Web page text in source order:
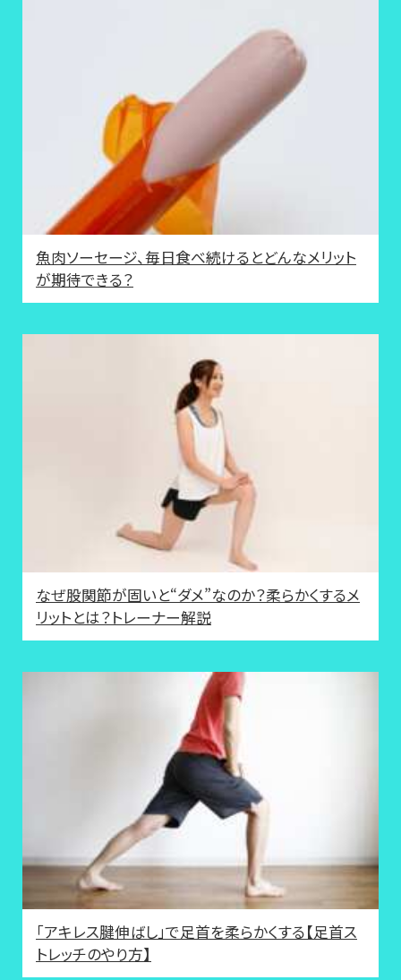
魚肉ソーセージ、毎日食べ続けるとどんなメリット
が期待できる？
なぜ股関節が固いと“ダメ”なのか？柔らかくするメ
リットとは？トレーナー解説
「アキレス腱伸ばし」で足首を柔らかくする【足首ス
トレッチのやり方】